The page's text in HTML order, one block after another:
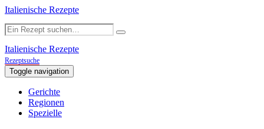
Italienische Rezepte
Italienische Rezepte
Rezeptsuche
Toggle navigation
Gerichte
Regionen
Spezielle